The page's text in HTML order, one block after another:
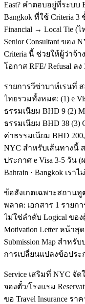
East? คำตอบอยู่ที่ระบบ
Bangkok ที่ใช้ Criteria
Financial → Local Tie (ไ
Senior Consultant ของ
Criteria นี้ ช่วยให้ผู้ว่าจ้า
โอกาส RFE/ Refusal ลง
รายการวีซ่าบาห์เรนที่ ส
ไทยรวมทั้งหมด: (1) e
ธรรมเนียม BHD 9 (2)
ธรรมเนียม BHD 38 (3)
ค่าธรรมเนียม BHD
NYC สำหรับเส้นทางนี้
ประกาศ e Visa 3-5 วั
Bahrain · Bangkok เรา
ข้อสังเกตเฉพาะสถานทู
พลาด: เอกสาร 1 รายก
ไม่ใช่ลำดับ Logical ขอ
Motivation Letter หน้าสุ
Submission Map สำห
การเปลี่ยนแปลงข้อประ
Service เสริมที่ NYC จั
จองตั๋ว/โรงแรม
ขอ Travel Insurance ร